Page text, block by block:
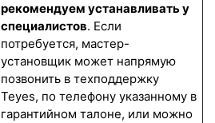
рекомендуем устанавливать у
специалистов. Если
потребуется, мастер-
установщик может напрямую
позвонить в техподдержку
Teyes, по телефону указанному в
гарантийном талоне, или можно